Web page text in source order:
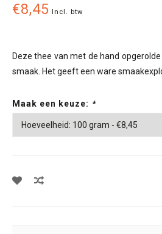
€8,45 Incl. btw
Deze thee van met de hand
smaak. Het geeft een ware
Maak een keuze: *